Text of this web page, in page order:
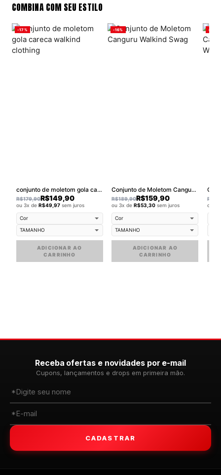
COMBINA COM SEU ESTILO
-17%
conjunto de moletom gola careca walkind clothing
R$179,90R$149,90
ou 3x de R$49,97sem juros
ADICIONAR AO
CARRINHO
-16%
Conjunto de Moletom Canguru Walkind Swag
R$189,90R$159,90
ou 3x deR$53,30 sem juros
ADICIONAR AO
CARRINHO
-16%
R$
ou
Receba ofertas e novidades por e-mail
Cupons, lançamentos e drops em primeira mão.
CADASTRAR